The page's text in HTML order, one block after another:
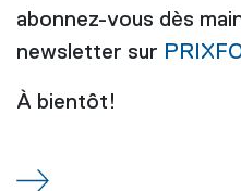
abonnez-vous dès
newsletter sur
À bientôt!